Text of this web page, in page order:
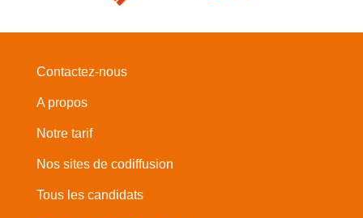
Contactez-nous
A propos
Notre tarif
Nos sites de codiffusion
Tous les candidats